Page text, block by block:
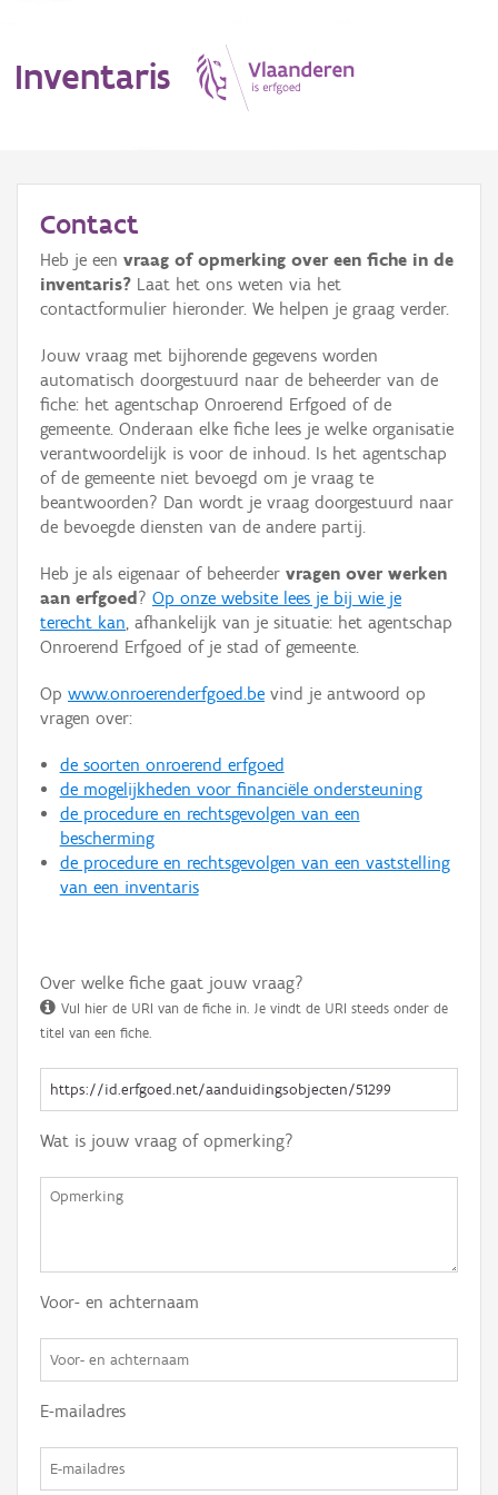
Inventaris
Erfgoedobject
Aanduidingsobject
Waarneming
Thema
Gebeurtenis
Persoon of collectief
Hergebruik
Aanmelden
Contact
Heb je een vraag of opmerking over een fiche in de
inventaris? Laat het ons weten via het
contactformulier hieronder. We helpen je graag verder.
Jouw vraag met bijhorende gegevens worden
automatisch doorgestuurd naar de beheerder van de
fiche: het agentschap Onroerend Erfgoed of de
gemeente. Onderaan elke fiche lees je welke organisatie
verantwoordelijk is voor de inhoud. Is het agentschap
of de gemeente niet bevoegd om je vraag te
beantwoorden? Dan wordt je vraag doorgestuurd naar
de bevoegde diensten van de andere partij.
Heb je als eigenaar of beheerder vragen over werken
aan erfgoed ? Op onze website lees je bij wie je
terecht kan, afhankelijk van je situatie: het agentschap
Onroerend Erfgoed of je stad of gemeente.
Op www.onroerenderfgoed.be vind je antwoord op
vragen over:
de soorten onroerend erfgoed
de mogelijkheden voor financiële ondersteuning
de procedure en rechtsgevolgen van een
bescherming
de procedure en rechtsgevolgen van een vaststelling
van een inventaris
Over welke fiche gaat jouw vraag?
Vul hier de URI van de fiche in. Je vindt de URI steeds onder de
titel van een fiche.
Wat is jouw vraag of opmerking?
Voor- en achternaam
E-mailadres